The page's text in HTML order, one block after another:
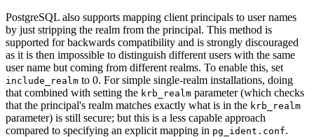
PostgreSQL also supports mapping client principals to user names
by just stripping the realm from the principal. This method is
supported for backwards compatibility and is strongly discouraged
as it is then impossible to distinguish different users with the same
user name but coming from different realms. To enable this, set
include_realm to 0. For simple single-realm installations, doing
that combined with setting the krb_realm parameter (which checks
that the principal's realm matches exactly what is in the krb_realm
parameter) is still secure; but this is a less capable approach
compared to specifying an explicit mapping in pg_ident.conf.